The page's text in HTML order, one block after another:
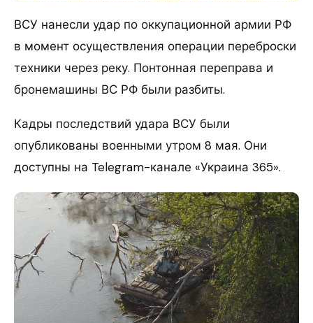
ВСУ нанесли удар по оккупационной армии РФ
в момент осуществления операции переброски
техники через реку. Понтонная переправа и
бронемашины ВС РФ были разбиты.
Кадры последствий удара ВСУ были
опубликованы военными утром 8 мая. Они
доступны на Telegram-канале «Украина 365».